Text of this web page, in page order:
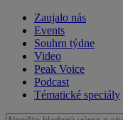
Zaujalo nás
Events
Souhrn týdne
Video
Peak Voice
Podcast
Tématické speciály